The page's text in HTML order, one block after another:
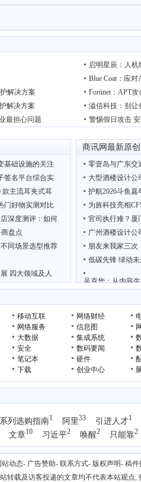
解决方案
解决方案
最担心问题
启明星辰：人
Blue Coat：应
Fortinet：APT
溢信科技：别让
警惕假日攻击
基础设施的关注
签名平台综合实
款主流耳夹式耳
门好物实测对比
深度测评：如何
盘点
同场景选型推荐
四大领域及人
项目亮相广
商讯网最新原创
零壹岛与广东交
大型酒楼设计公
护航2026斗鱼
为旌科技亮相
官司执行难？厦
广州酒楼设计公
朋友来我家三次
低碳先锋 绿动
吴克华：从内容
移动互联 网络财经
网络服务 信息图
大数据 集成系统
安全 数码要闻
笔记本 硬件
下载 创业中心
列选购指南1 阿里33 引进人才1
文章10 习近平2 唤醒2 只能靠2
站动态- 广告赞助- 联系方式- 版权声明- 稿件
转载及访客投递的文章均不代表本站观点